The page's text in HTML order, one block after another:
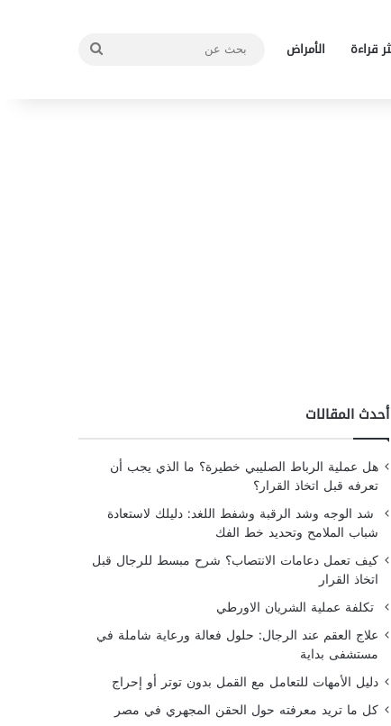
قراءة الأمراض
أحدث المقالات
هل عملية الرباط الصليبي خطيرة؟ ما الذي يجب أن
تعرفه قبل اتخاذ القرار؟
شد الوجه وشد الرقبة وشفط اللغد: دليلك لاستعادة
شباب الملامح وتحديد خط الفك
كيف تعمل دعامات الانتصاب؟ شرح مبسط للرجال قبل
اتخاذ القرار
تكلفة عملية الشريان الاورطي
علاج العقم عند الرجال: حلول فعالة ورعاية شاملة في
مستشفى بداية
دليل الأمهات للتعامل مع القمل بدون توتر أو إحراج
كل ما تريد معرفته حول الحقن المجهري في مصر